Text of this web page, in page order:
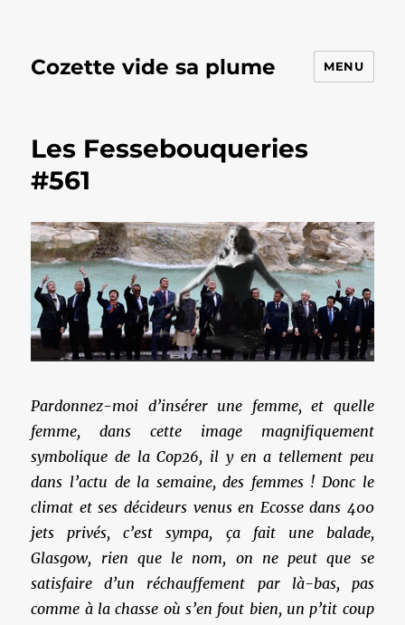
Cozette vide sa plume MENU
Les Fessebouqueries
#561
Pardonnez-moi d’insérer une femme, et quelle
femme, dans cette image magnifiquement
symbolique de la Cop26, il y en a tellement peu
dans l’actu de la semaine, des femmes ! Donc le
climat et ses décideurs venus en Ecosse dans 400
jets privés, c’est sympa, ça fait une balade,
Glasgow, rien que le nom, on ne peut que se
satisfaire d’un réchauffement par là-bas, pas
comme à la chasse où s’en fout bien, un p’tit coup